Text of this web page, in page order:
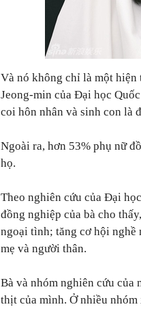
Và nó không chỉ là một hiện
Jeong-min của Đại học
coi hôn nhân và sinh con là
Ngoài ra, hơn 53% phụ nữ
họ.
Theo nghiên cứu của Đại
đồng nghiệp của bà cho
ngoại tình; tăng cơ hội nghề
mẹ và người thân.
Bà và nhóm nghiên cứu của
thịt của mình. Ở nhiều